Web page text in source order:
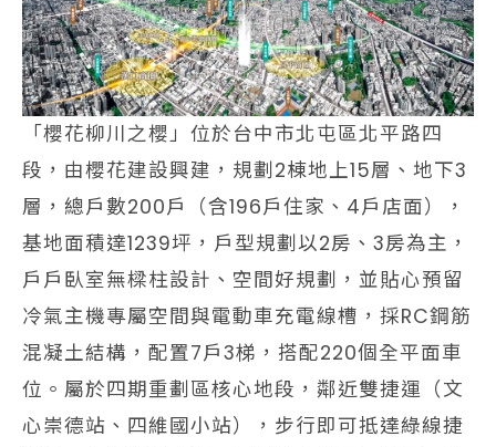
「櫻花柳川之櫻」位於台中市北屯區北平路四
段，由櫻花建設興建，規劃2棟地上15層、地下3
層，總戶數200戶（含196戶住家、4戶店面），
基地面積達1239坪，戶型規劃以2房、3房為主，
戶戶臥室無樑柱設計、空間好規劃，並貼心預留
冷氣主機專屬空間與電動車充電線槽，採RC鋼筋
混凝土結構，配置7戶3梯，搭配220個全平面車
位。屬於四期重劃區核心地段，鄰近雙捷運（文
心崇德站、四維國小站），步行即可抵達綠線捷